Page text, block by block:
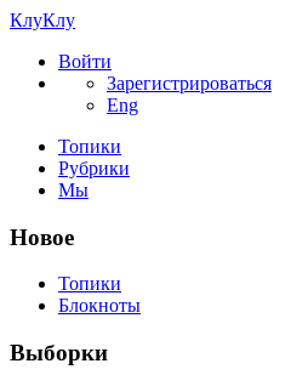
КлуКлу
Войти
Зарегистрироваться
Eng
Топики
Рубрики
Мы
Новое
Топики
Блокноты
Выборки